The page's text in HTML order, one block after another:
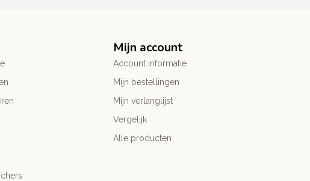
Mijn account
Account informatie
Mijn bestellingen
Mijn verlanglijst
Vergelijk
Alle producten